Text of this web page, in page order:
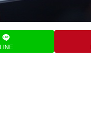
LINE